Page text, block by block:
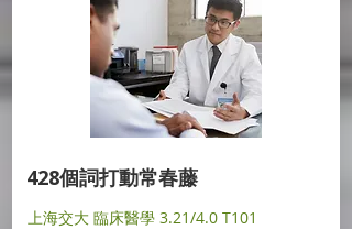
428個詞打動常春藤
上海交大 臨床醫學 3.21/4.0 T101